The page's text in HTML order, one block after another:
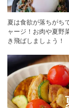
夏は食欲が落ちがち
ャージ！お肉や夏野
き飛ばしましょう！